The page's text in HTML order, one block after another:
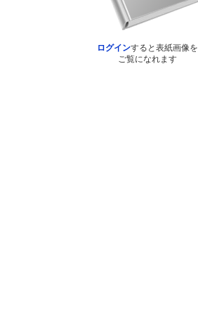
ログインすると表紙画像を
ご覧になれます